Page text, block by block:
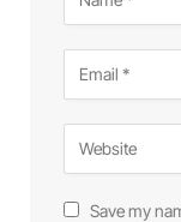
Save my